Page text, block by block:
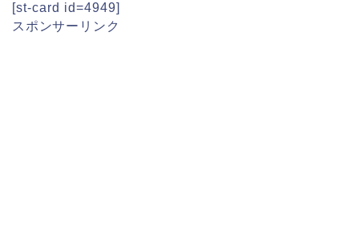
[st-card id=4949]
スポンサーリンク